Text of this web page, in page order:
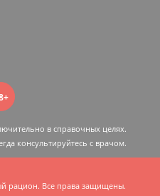
в справочных целях.
консультируйтесь c врачом.
рацион. Все права защищены.